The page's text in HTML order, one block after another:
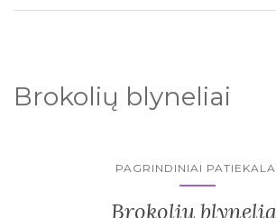
Brokolių blyneliai
PAGRINDINIAI
Brokolių